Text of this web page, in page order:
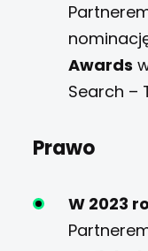
Awards
Search –
Prawo
W 2023